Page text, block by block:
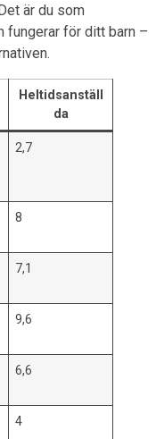
är du som
fungerar för ditt barn –
Heltidsanställ
da
2,7
8
7,1
9,6
6,6
4